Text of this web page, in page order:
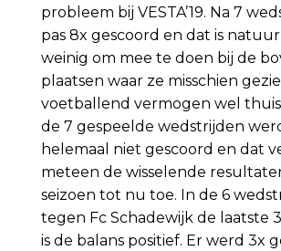
probleem bij VESTA’19. Na 7
pas 8x gescoord en dat is
weinig om mee te doen bij de
plaatsen waar ze misschien
voetballend vermogen wel
de 7 gespeelde wedstrijden
helemaal niet gescoord en dat
meteen de wisselende
seizoen tot nu toe. In de 6
tegen Fc Schadewijk de laatste
is de balans positief. Er werd 3x